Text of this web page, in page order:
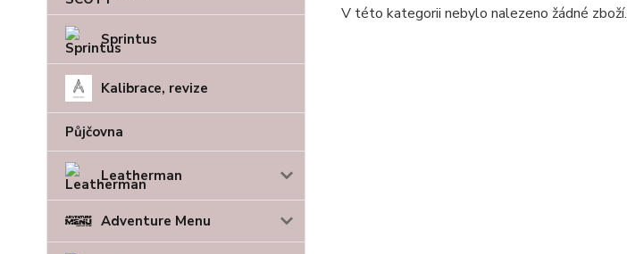
Sprintus
Kalibrace, revize
Půjčovna
Leatherman
Adventure Menu
V této kategorii nebylo nalezeno žádné zboží.